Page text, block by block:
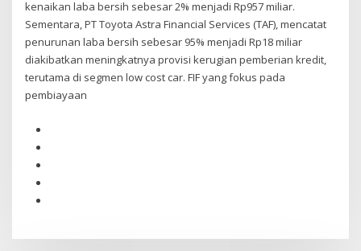
kenaikan laba bersih sebesar 2% menjadi Rp957 miliar.
Sementara, PT Toyota Astra Financial Services (TAF), mencatat
penurunan laba bersih sebesar 95% menjadi Rp18 miliar
diakibatkan meningkatnya provisi kerugian pemberian kredit,
terutama di segmen low cost car. FIF yang fokus pada
pembiayaan